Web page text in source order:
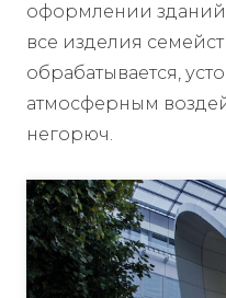
оформлении зданий.
все изделия
обрабатывается,
атмосферным
негорюч.